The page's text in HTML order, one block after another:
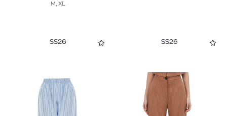
M, XL
SS26 SS26